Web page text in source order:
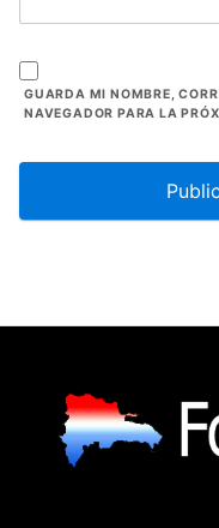
GUARDA MI NOMBRE,
NAVEGADOR PARA LA